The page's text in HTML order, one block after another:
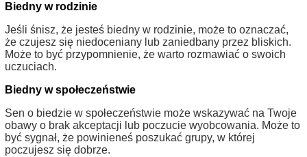
Biedny w rodzinie
Jeśli śnisz, że jesteś biedny w rodzinie, może to oznaczać,
że czujesz się niedoceniany lub zaniedbany przez bliskich.
Może to być przypomnienie, że warto rozmawiać o swoich
uczuciach.
Biedny w społeczeństwie
Sen o biedzie w społeczeństwie może wskazywać na Twoje
obawy o brak akceptacji lub poczucie wyobcowania. Może to
być sygnał, że powinieneś poszukać grupy, w której
poczujesz się dobrze.